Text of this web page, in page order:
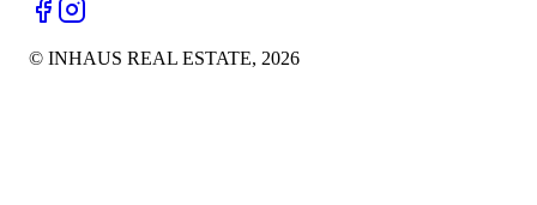
© INHAUS REAL ESTATE, 2026